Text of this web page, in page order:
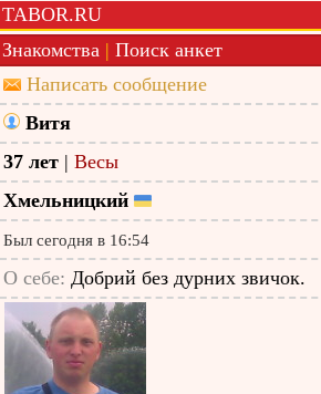
TABOR.RU
Знакомства | Поиск анкет
Написать сообщение
Витя
37 лет | Весы
Хмельницкий
Был сегодня в 16:54
О себе: Добрий без дурних звичок.